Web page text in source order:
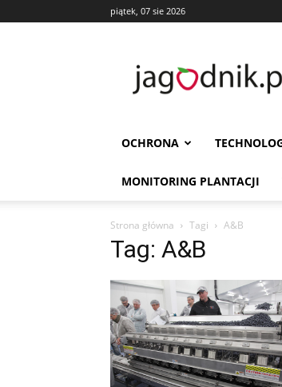
piątek, 07 sie 2026
OCHRONA
MONITORING PLANTACJI
Strona główna Tagi A&B
Tag: A&B